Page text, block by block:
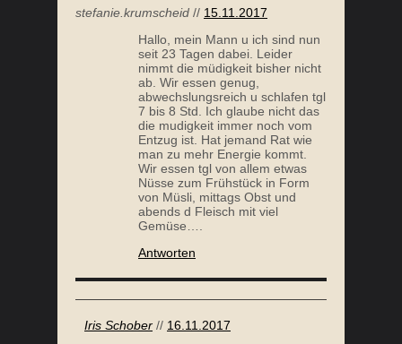
stefanie.krumscheid // 15.11.2017
Hallo, mein Mann u ich sind nun
seit 23 Tagen dabei. Leider
nimmt die müdigkeit bisher nicht
ab. Wir essen genug,
abwechslungsreich u schlafen tgl
7 bis 8 Std. Ich glaube nicht das
die mudigkeit immer noch vom
Entzug ist. Hat jemand Rat wie
man zu mehr Energie kommt.
Wir essen tgl von allem etwas
Nüsse zum Frühstück in Form
von Müsli, mittags Obst und
abends d Fleisch mit viel
Gemüse….
Antworten
Iris Schober // 16.11.2017